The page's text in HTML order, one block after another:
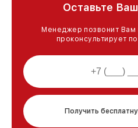
Оставьте
Менеджер позвонит Вам
проконсультирует
Получить